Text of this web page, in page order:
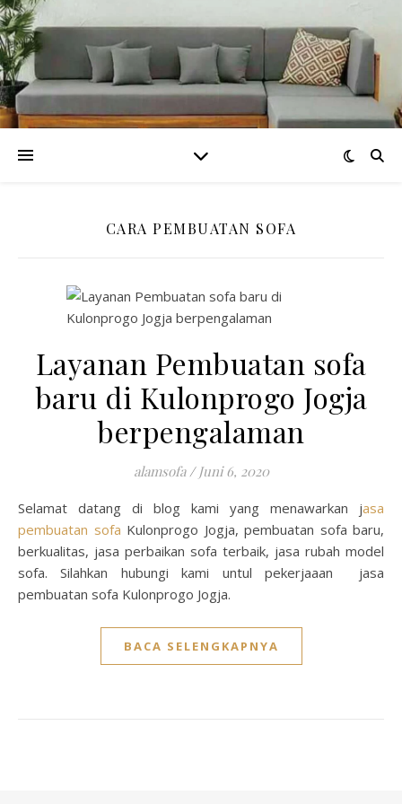
CARA PEMBUATAN SOFA
Layanan Pembuatan sofa
baru di Kulonprogo Jogja
berpengalaman
alamsofa / Juni 6, 2020
Selamat datang di blog kami yang menawarkan jasa
pembuatan sofa Kulonprogo Jogja, pembuatan sofa baru,
berkualitas, jasa perbaikan sofa terbaik, jasa rubah model
sofa. Silahkan hubungi kami untul pekerjaaan jasa
pembuatan sofa Kulonprogo Jogja.
BACA SELENGKAPNYA